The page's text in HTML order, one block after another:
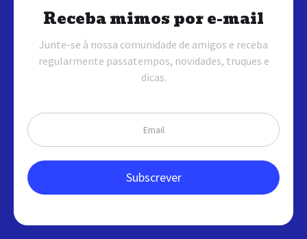
Receba mimos por e-mail
Junte-se à nossa comunidade de amigos e receba
regularmente passatempos, novidades, truques e
dicas.